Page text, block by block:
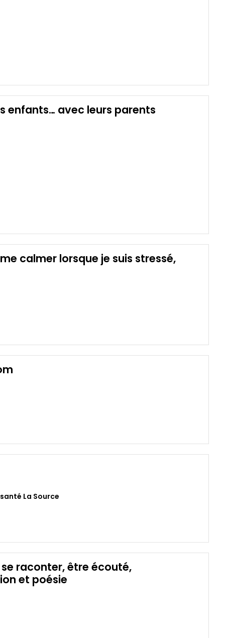
enfants… avec leurs parents
calmer lorsque je suis stressé,
La Source
raconter, être écouté,
et poésie